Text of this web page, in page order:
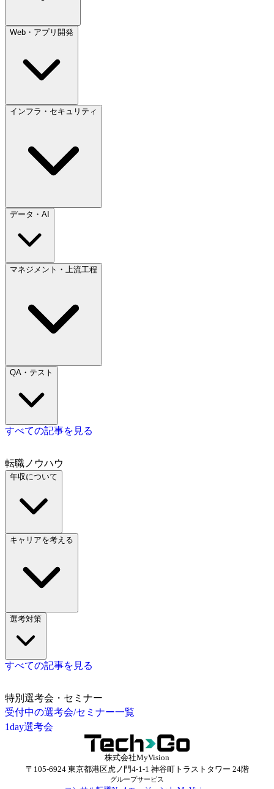
Web・アプリ開発
インフラ・セキュリティ
データ・AI
マネジメント・上流工程
QA・テスト
すべての記事を見る
転職ノウハウ
年収について
キャリアを考える
選考対策
すべての記事を見る
特別選考会・セミナー
受付中の選考会/セミナー一覧
1day選考会
株式会社MyVision
〒105-6924 東京都港区虎ノ門4-1-1 神谷町トラストタワー 24階
グループサービス